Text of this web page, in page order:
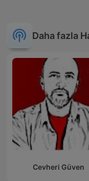
Daha fazla
Cevheri Güven